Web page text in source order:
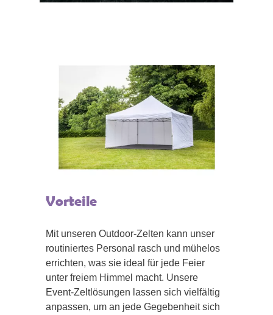
Vorteile
Mit unseren Outdoor-Zelten kann unser
routiniertes Personal rasch und mühelos
errichten, was sie ideal für jede Feier
unter freiem Himmel macht. Unsere
Event-Zeltlösungen lassen sich vielfältig
anpassen, um an jede Gegebenheit sich